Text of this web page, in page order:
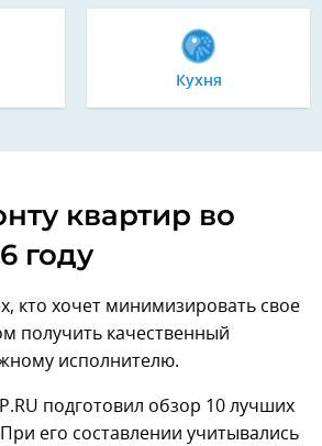
Кухня
квартир во
году
кто хочет минимизировать свое
получить качественный
исполнителю.
подготовил обзор 10 лучших
При его составлении учитывались